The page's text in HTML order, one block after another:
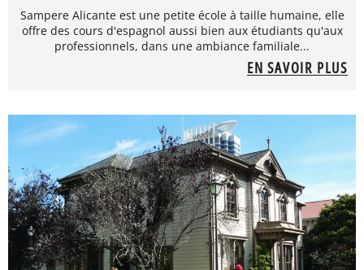
Sampere Alicante est une petite école à taille humaine, elle
offre des cours d'espagnol aussi bien aux étudiants qu'aux
professionnels, dans une ambiance familiale...
EN SAVOIR PLUS